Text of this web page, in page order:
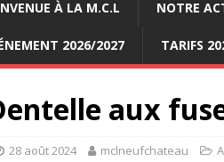
À LA M.C.L NOTRE
2026/2027 TARIFS
aux
28 août 2024 mclneufchateau